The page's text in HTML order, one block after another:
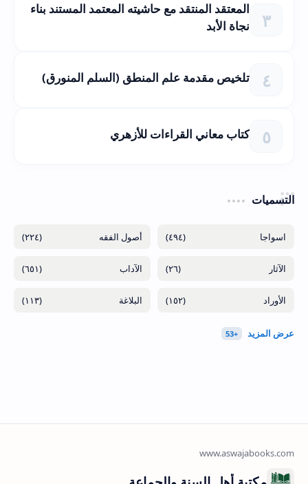
المعتقد المنتقد مع حاشيته المعتمد المستند بناء
نجاة الأبد
تلخيص مقدمة علم المنطق (السلم المنورق)
كتاب معاني القراءات للأزهري
التسميات
(٤٩٤) (٢٢٤)
(٢٦) (٦٥١)
(١٥٢) (١١٣)